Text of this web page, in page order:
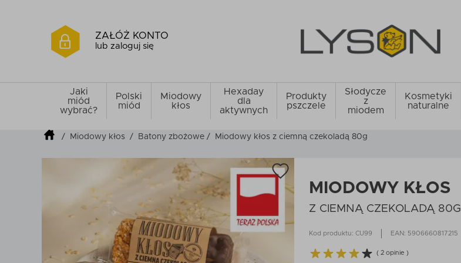
ZAŁÓŻ KONTO
lub zaloguj się
Jaki
miód
wybrać?
Polski
miód
Miodowy
kłos
Hexaday
dla
aktywnych
Produkty
pszczele
Słodycze
z
miodem
Kosmetyki
naturalne
/ Miodowy kłos / Batony zbożowe / Miodowy kłos z ciemną czekoladą 80g
MIODOWY KŁOS
Z CIEMNĄ CZEKOLADĄ 80G
Kod produktu: CU99 EAN: 5906660817215
( 2 opinie )